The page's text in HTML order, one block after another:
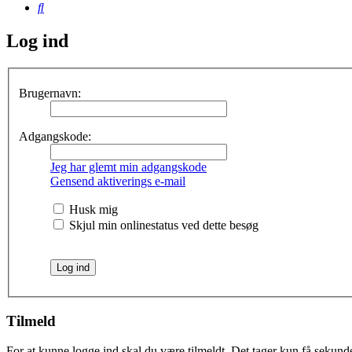
Søg
Log ind
Brugernavn:
Adgangskode:
Jeg har glemt min adgangskode
Gensend aktiverings e-mail
Husk mig
Skjul min onlinestatus ved dette besøg
Tilmeld